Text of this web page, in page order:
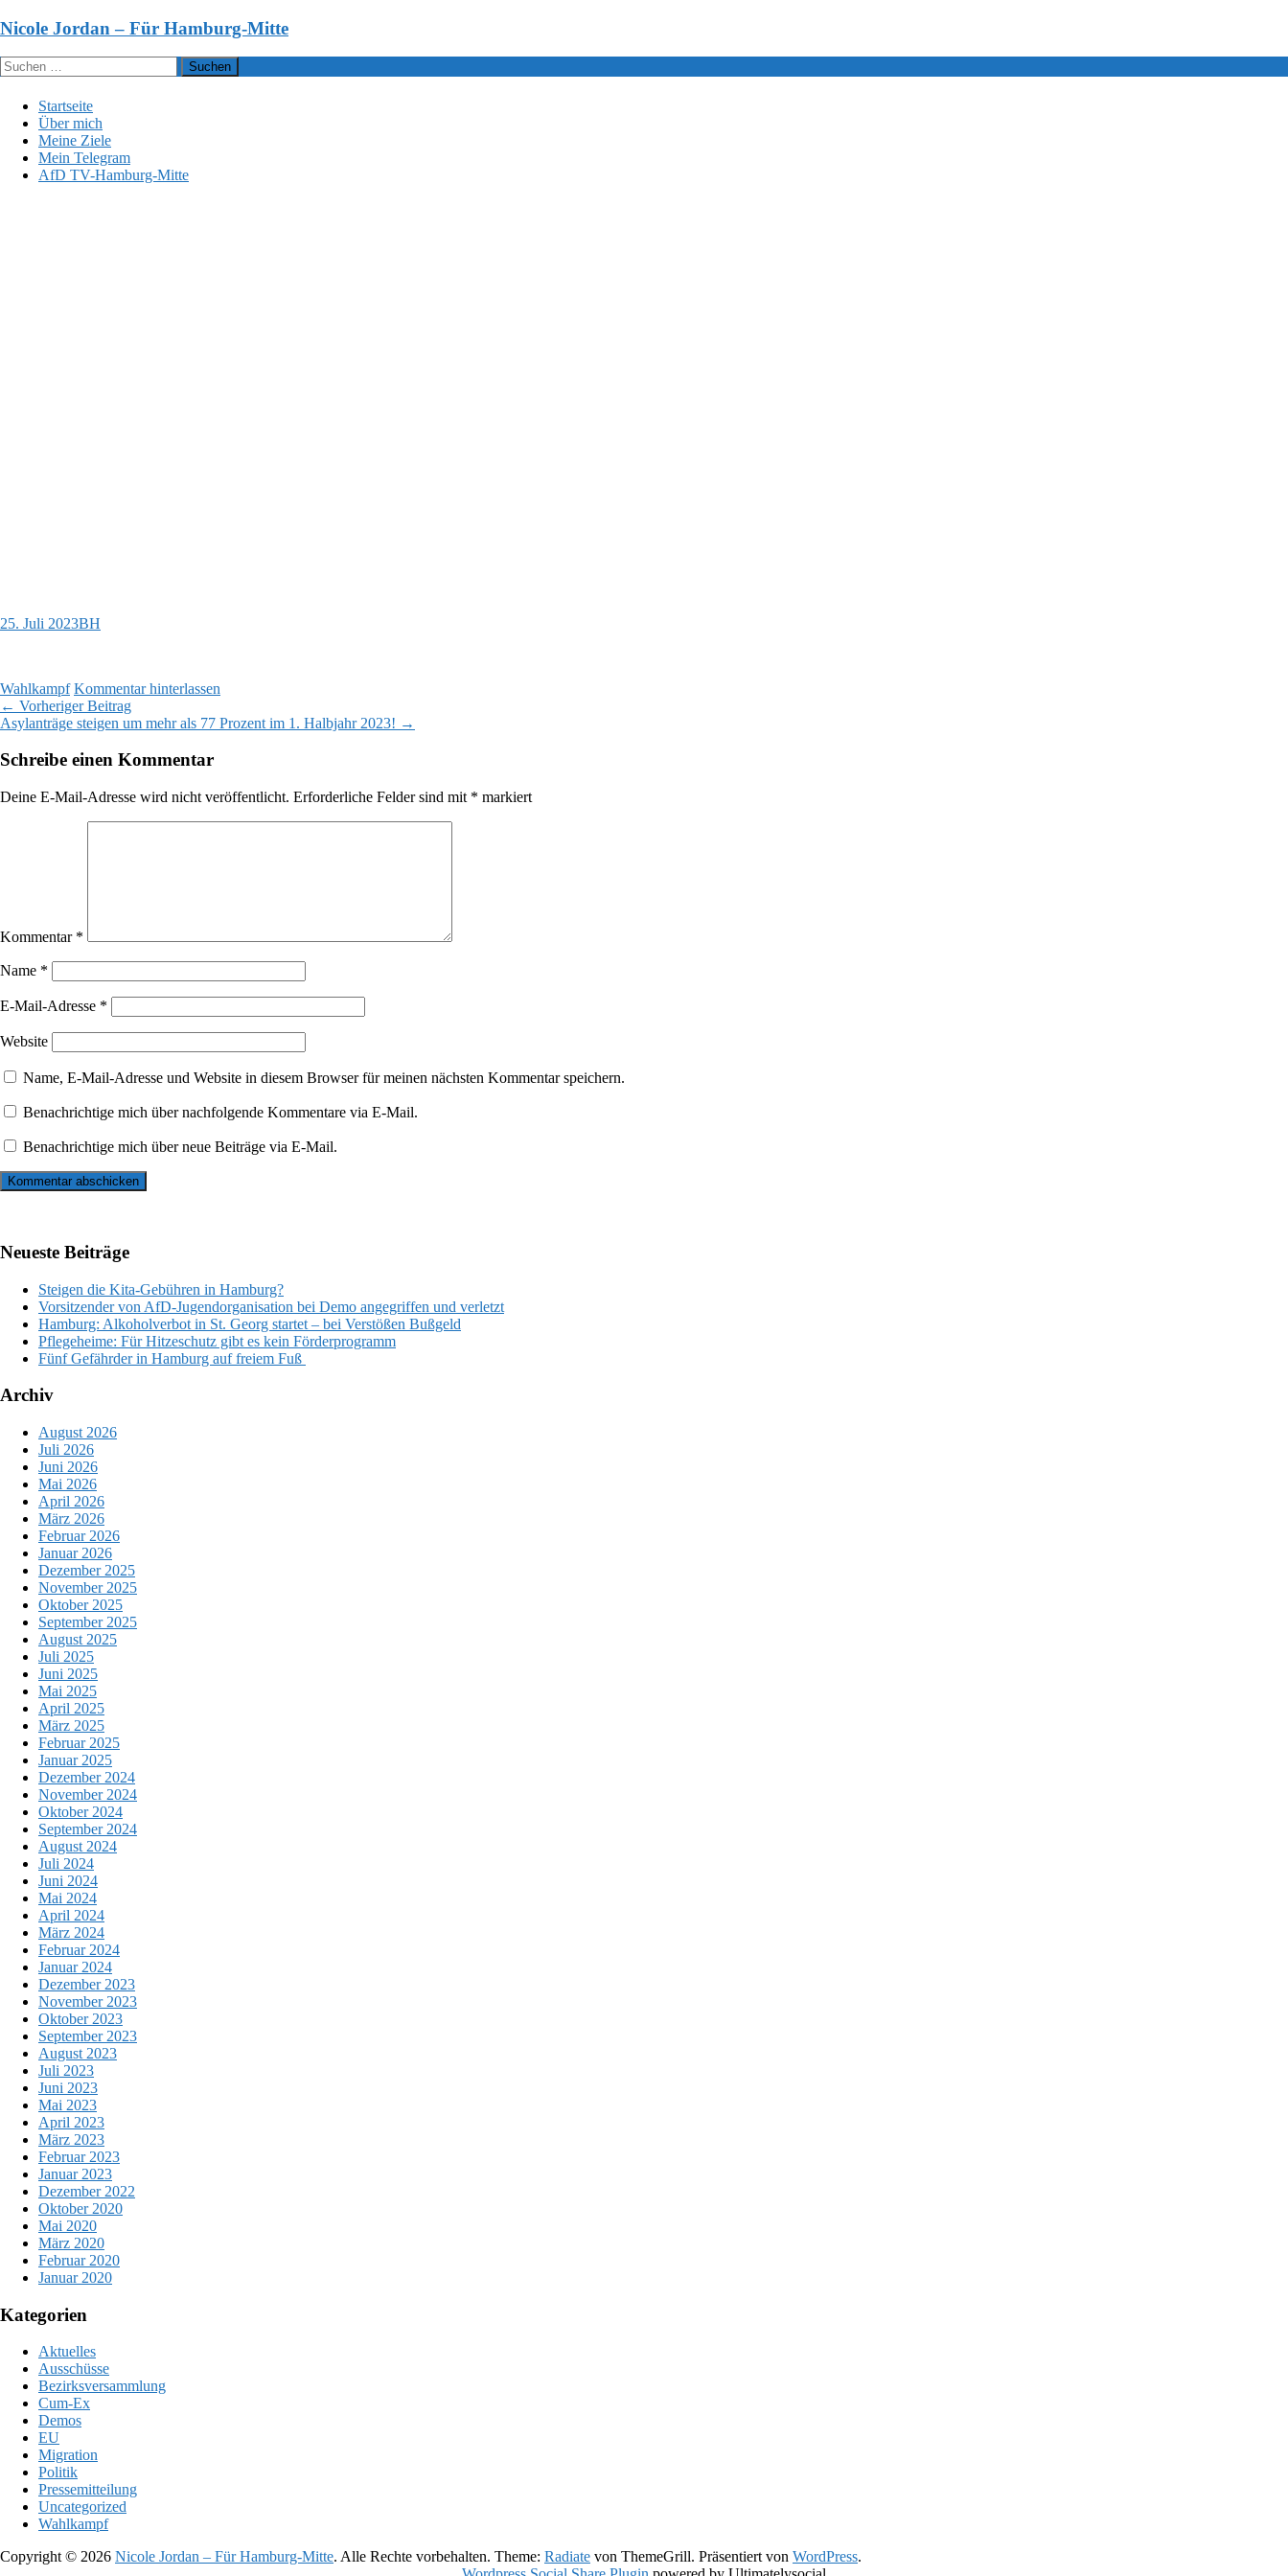
Zum
springen
Nicole Jordan – Für Hamburg-Mitte
Suchen
nach:
Startseite
Über mich
Meine Ziele
Mein Telegram
AfD TV-Hamburg-Mitte
25. Juli 2023BH
Wahlkampf Kommentar hinterlassen
Beitragsnavigation
← Vorheriger Beitrag
Asylanträge steigen um mehr als 77 Prozent im 1. Halbjahr 2023! →
Schreibe einen Kommentar
Deine E-Mail-Adresse wird nicht veröffentlicht. Erforderliche Felder sind mit * markiert
Kommentar *
Name *
E-Mail-Adresse *
Website
Name, E-Mail-Adresse und Website in diesem Browser für meinen nächsten Kommentar speichern.
Benachrichtige mich über nachfolgende Kommentare via E-Mail.
Benachrichtige mich über neue Beiträge via E-Mail.
Neueste Beiträge
Steigen die Kita-Gebühren in Hamburg?
Vorsitzender von AfD-Jugendorganisation bei Demo angegriffen und verletzt
Hamburg: Alkoholverbot in St. Georg startet – bei Verstößen Bußgeld
Pflegeheime: Für Hitzeschutz gibt es kein Förderprogramm
Fünf Gefährder in Hamburg auf freiem Fuß
Archiv
August 2026
Juli 2026
Juni 2026
Mai 2026
April 2026
März 2026
Februar 2026
Januar 2026
Dezember 2025
November 2025
Oktober 2025
September 2025
August 2025
Juli 2025
Juni 2025
Mai 2025
April 2025
März 2025
Februar 2025
Januar 2025
Dezember 2024
November 2024
Oktober 2024
September 2024
August 2024
Juli 2024
Juni 2024
Mai 2024
April 2024
März 2024
Februar 2024
Januar 2024
Dezember 2023
November 2023
Oktober 2023
September 2023
August 2023
Juli 2023
Juni 2023
Mai 2023
April 2023
März 2023
Februar 2023
Januar 2023
Dezember 2022
Oktober 2020
Mai 2020
März 2020
Februar 2020
Januar 2020
Kategorien
Aktuelles
Ausschüsse
Bezirksversammlung
Cum-Ex
Demos
EU
Migration
Politik
Pressemitteilung
Uncategorized
Wahlkampf
Copyright © 2026 Nicole Jordan – Für Hamburg-Mitte. Alle Rechte vorbehalten. Theme: Radiate von ThemeGrill. Präsentiert von WordPress.